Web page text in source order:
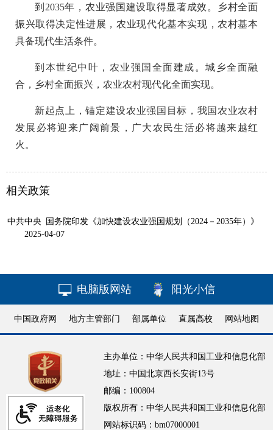
到2035年，农业强国建设取得显著成效。乡村全面
振兴取得决定性进展，农业现代化基本实现，农村基本
具备现代生活条件。
到本世纪中叶，农业强国全面建成。城乡全面融
合，乡村全面振兴，农业农村现代化全面实现。
新起点上，锚定建设农业强国目标，我国农业农村
发展必将迎来广阔前景，广大农民生活必将越来越红
火。
相关政策
中共中央 国务院印发《加快建设农业强国规划（2024－2035年）》
2025-04-07
电脑版网站 阳光小信
中国政府网 地方主管部门 部属单位 直属高校 网站地图
主办单位：中华人民共和国工业和信息化部
地址：中国北京西长安街13号
邮编：100804
版权所有：中华人民共和国工业和信息化部
网站标识码：bm07000001